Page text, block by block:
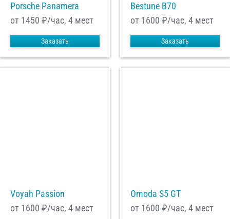
Porsche Panamera
от 1450 ₽/час, 4 мест
Заказать
Bestune B70
от 1600 ₽/час, 4 мест
Заказать
Voyah Passion
от 1600 ₽/час, 4 мест
Omoda S5 GT
от 1600 ₽/час, 4 мест